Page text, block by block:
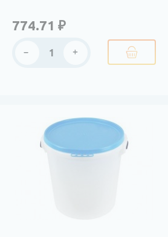
774.71 ₽